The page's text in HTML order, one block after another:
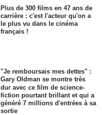
Plus de 300 films en 47 ans de
carrière : c'est l'acteur qu'on a
le plus vu dans le cinéma
français !
"Je remboursais mes dettes" :
Gary Oldman se montre très
dur avec ce film de science-
fiction pourtant brillant et qui a
généré 7 millions d'entrées à sa
sortie